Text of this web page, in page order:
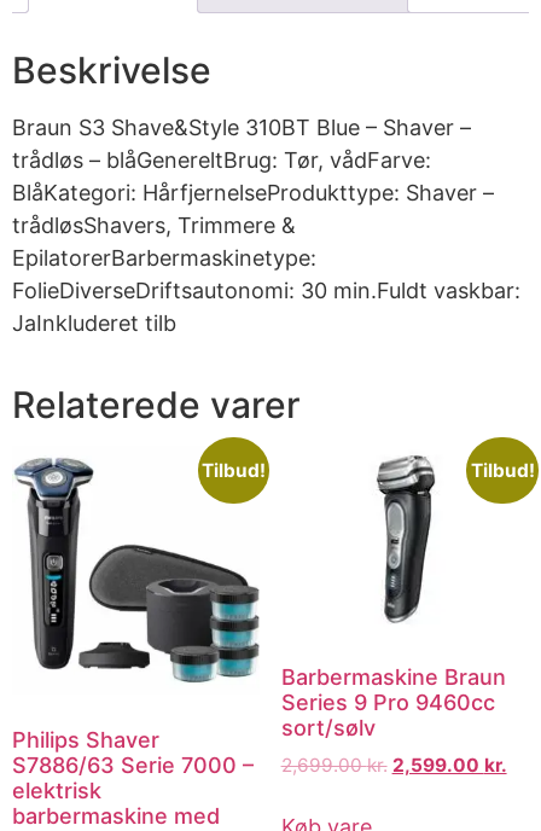
Beskrivelse
Braun S3 Shave&Style 310BT Blue – Shaver –
trådløs – blåGenereltBrug: Tør, vådFarve:
BlåKategori: HårfjernelseProdukttype: Shaver –
trådløsShavers, Trimmere &
EpilatorerBarbermaskinetype:
FolieDiverseDriftsautonomi: 30 min.Fuldt vaskbar:
JaInkluderet tilb
Relaterede varer
Tilbud!
Philips Shaver
S7886/63 Serie 7000 –
elektrisk
barbermaskine med
Tilbud!
Barbermaskine Braun
Series 9 Pro 9460cc
sort/sølv
2,699.00kr. 2,599.00 kr.